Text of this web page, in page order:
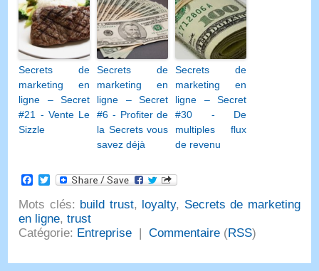
Secrets de
marketing en
ligne – Secret
#21 - Vente Le
Sizzle
Secrets de
marketing en
ligne – Secret
#6 - Profiter de
la Secrets vous
savez déjà
Secrets de
marketing en
ligne – Secret
#30 - De
multiples flux
de revenu
Facebook
Twitter
Mots clés: build trust, loyalty, Secrets de marketing
en ligne,trust
Catégorie: Entreprise |Commentaire (RSS)